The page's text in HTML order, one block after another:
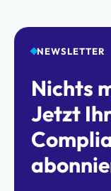
NEWSLETTER
Nichts
Jetzt